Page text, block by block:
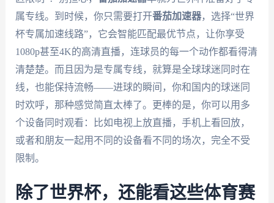
属专线。到时候，你只需要打开番茄加速器，选择“世界
杯专属加速线路”，它会智能匹配最优节点，让你享受
1080p甚至4K的高清直播，连球员的每一个动作都看得清
清楚楚。而且因为是专属专线，就算是全球球迷同时在
线，也能保持流畅——进球的瞬间，你和国内的球迷同
时欢呼，那种感觉简直太棒了。更棒的是，你可以用多
个设备同时观看：比如电视上放直播，手机上看回放，
或者和朋友一起用不同的设备看不同的场次，完全不受
限制。
除了世界杯，还能看这些体育赛